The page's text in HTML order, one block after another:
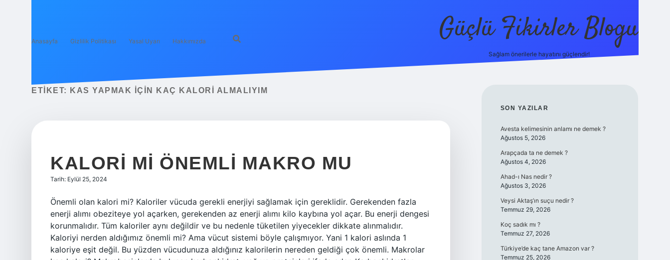
Anasayfa Gizlilik Politikası Yasal Uyarı Hakkımızda Güçlü Fikirler Blogu
Sağlam önerilerle hayatını güçlendir!
ETIKET: KAS YAPMAK IÇIN KAÇ KALORI ALMALIYIM
KALORI MI ÖNEMLI MAKRO MU
Tarih: Eylül 25, 2024
Önemli olan kalori mi? Kaloriler vücuda gerekli enerjiyi sağlamak için gereklidir. Gerekenden fazla
enerji alımı obeziteye yol açarken, gerekenden az enerji alımı kilo kaybına yol açar. Bu enerji dengesi
korunmalıdır. Tüm kaloriler aynı değildir ve bu nedenle tüketilen yiyecekler dikkate alınmalıdır.
Kaloriyi nerden aldığımız önemli mi? Ama vücut sistemi böyle çalışmıyor. Yani 1 kalori aslında 1
kaloriye eşit değil. Bu yüzden vücudunuza aldığınız kalorilerin nereden geldiği çok önemli. Makrolar
SIDEBAR
SON YAZILAR
Avesta kelimesinin anlamı ne demek ?
Ağustos 5, 2026
Arapçada ta ne demek ?
Ağustos 4, 2026
Ahad-ı Nas nedir ?
Ağustos 3, 2026
Veysi Aktaş’ın suçu nedir ?
Temmuz 29, 2026
Koç sadık mı ?
Temmuz 27, 2026
Türkiye’de kaç tane Amazon var ?
Temmuz 25, 2026